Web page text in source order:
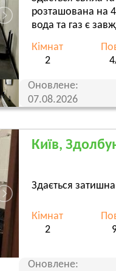
розташована на
вода та газ є
Кімнат
2
Оновлене:
07.08.2026
Київ,
Здається
Кімнат
2
Оновлене: